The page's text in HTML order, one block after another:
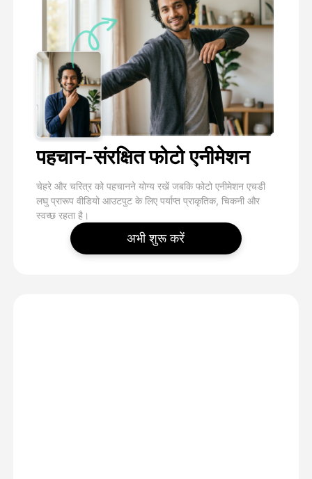
पहचान-संरक्षित फोटो एनीमेशन
चेहरे और चरित्र को पहचानने योग्य रखें जबकि फोटो एनीमेशन एचडी
लघु प्रारूप वीडियो आउटपुट के लिए पर्याप्त प्राकृतिक, चिकनी और
स्वच्छ रहता है।
अभी शुरू करें